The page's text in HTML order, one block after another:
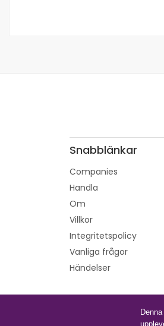
Snabblänkar
Companies
Handla
Om
Villkor
Integritetspolicy
Vanliga frågor
Händelser